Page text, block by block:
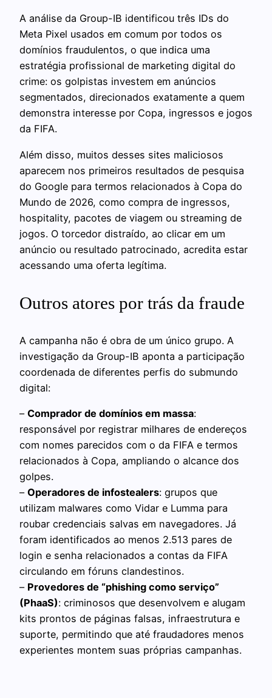
A análise da Group-IB identificou três IDs do
Meta Pixel usados em comum por todos os
domínios fraudulentos, o que indica uma
estratégia profissional de marketing digital do
crime: os golpistas investem em anúncios
segmentados, direcionados exatamente a quem
demonstra interesse por Copa, ingressos e jogos
da FIFA.
Além disso, muitos desses sites maliciosos
aparecem nos primeiros resultados de pesquisa
do Google para termos relacionados à Copa do
Mundo de 2026, como compra de ingressos,
hospitality, pacotes de viagem ou streaming de
jogos. O torcedor distraído, ao clicar em um
anúncio ou resultado patrocinado, acredita estar
acessando uma oferta legítima.
Outros atores por trás da fraude
A campanha não é obra de um único grupo. A
investigação da Group-IB aponta a participação
coordenada de diferentes perfis do submundo
digital:
– Comprador de domínios em massa:
responsável por registrar milhares de endereços
com nomes parecidos com o da FIFA e termos
relacionados à Copa, ampliando o alcance dos
golpes.
– Operadores de infostealers: grupos que
utilizam malwares como Vidar e Lumma para
roubar credenciais salvas em navegadores. Já
foram identificados ao menos 2.513 pares de
login e senha relacionados a contas da FIFA
circulando em fóruns clandestinos.
– Provedores de “phishing como serviço”
(PhaaS): criminosos que desenvolvem e alugam
kits prontos de páginas falsas, infraestrutura e
suporte, permitindo que até fraudadores menos
experientes montem suas próprias campanhas.